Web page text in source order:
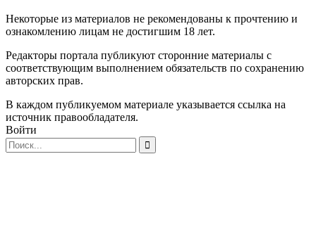
Некоторые из материалов не рекомендованы к прочтению и
ознакомлению лицам не достигшим 18 лет.
Редакторы портала публикуют сторонние материалы с
соответствующим выполнением обязательств по сохранению
авторских прав.
В каждом публикуемом материале указывается ссылка на
источник правообладателя.
Войти